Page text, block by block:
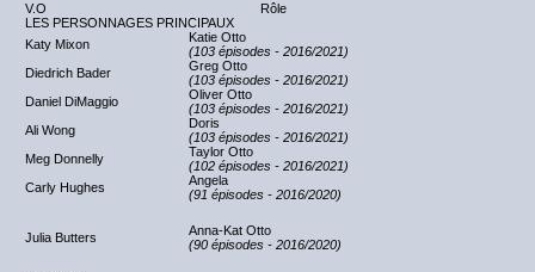
V.O
Rôle
LES PERSONNAGES PRINCIPAUX
Katy Mixon
Katie Otto
(103 épisodes - 2016/2021)
Diedrich Bader
Greg Otto
(103 épisodes - 2016/2021)
Daniel DiMaggio
Oliver Otto
(103 épisodes - 2016/2021)
Ali Wong
Doris
(103 épisodes - 2016/2021)
Meg Donnelly
Taylor Otto
(102 épisodes - 2016/2021)
Carly Hughes
Angela
(91 épisodes - 2016/2020)
Julia Butters
Anna-Kat Otto
(90 épisodes - 2016/2020)